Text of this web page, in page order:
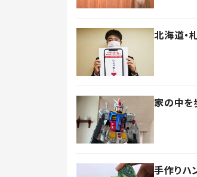
北海道・
家の中を
手作りハ